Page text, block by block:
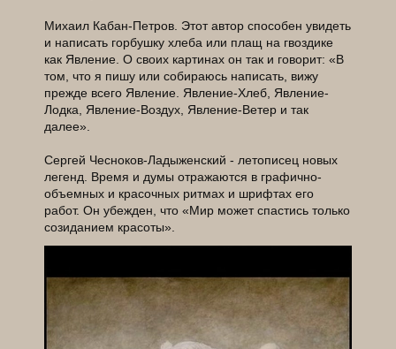
Михаил Кабан-Петров. Этот автор способен увидеть
и написать горбушку хлеба или плащ на гвоздике
как Явление. О своих картинах он так и говорит: «В
том, что я пишу или собираюсь написать, вижу
прежде всего Явление. Явление-Хлеб, Явление-
Лодка, Явление-Воздух, Явление-Ветер и так
далее».
Сергей Чесноков-Ладыженский - летописец новых
легенд. Время и думы отражаются в графично-
объемных и красочных ритмах и шрифтах его
работ. Он убежден, что «Мир может спастись только
созиданием красоты».